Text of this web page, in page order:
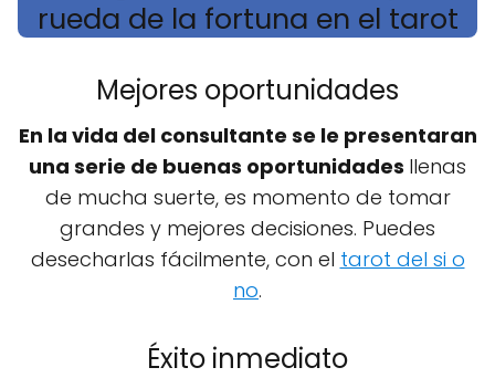
rueda de la fortuna en el tarot
Mejores oportunidades
En la vida del consultante se le presentaran
una serie de buenas oportunidades llenas
de mucha suerte, es momento de tomar
grandes y mejores decisiones. Puedes
desecharlas fácilmente, con el tarot del si o
no.
Éxito inmediato